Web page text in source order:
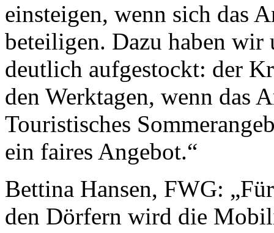
einsteigen, wenn sich das
beteiligen. Dazu haben wir
deutlich aufgestockt: der
den Werktagen, wenn das
Touristisches
ein faires Angebot.“
Bettina Hansen, FWG:
den Dörfern wird die